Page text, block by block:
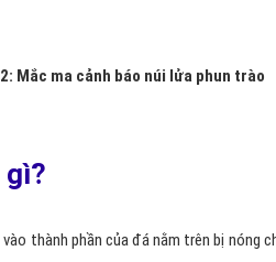
Mắc ma cảnh báo núi lửa phun trào
gì?
thành phần của đá nằm trên bị nóng